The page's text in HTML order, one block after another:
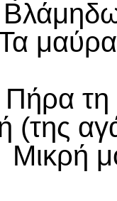
τη
(της